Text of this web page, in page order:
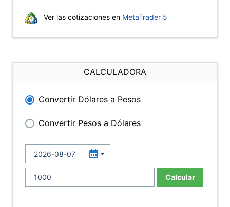
Ver las cotizaciones en MetaTrader 5
CALCULADORA
Convertir Dólares a Pesos
Convertir Pesos a Dólares
Calcular